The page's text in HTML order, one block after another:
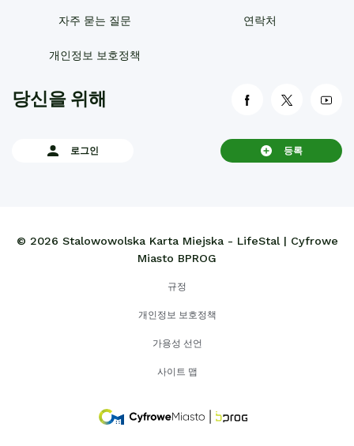
자주 묻는 질문 연락처
개인정보 보호정책
link otwiera się
link
당신을 위해
로그인 등록
© 2026 Stalowowolska Karta Miejska - LifeStal | Cyfrowe
Miasto BPROG
규정
개인정보 보호정책
가용성 선언
사이트 맵
link